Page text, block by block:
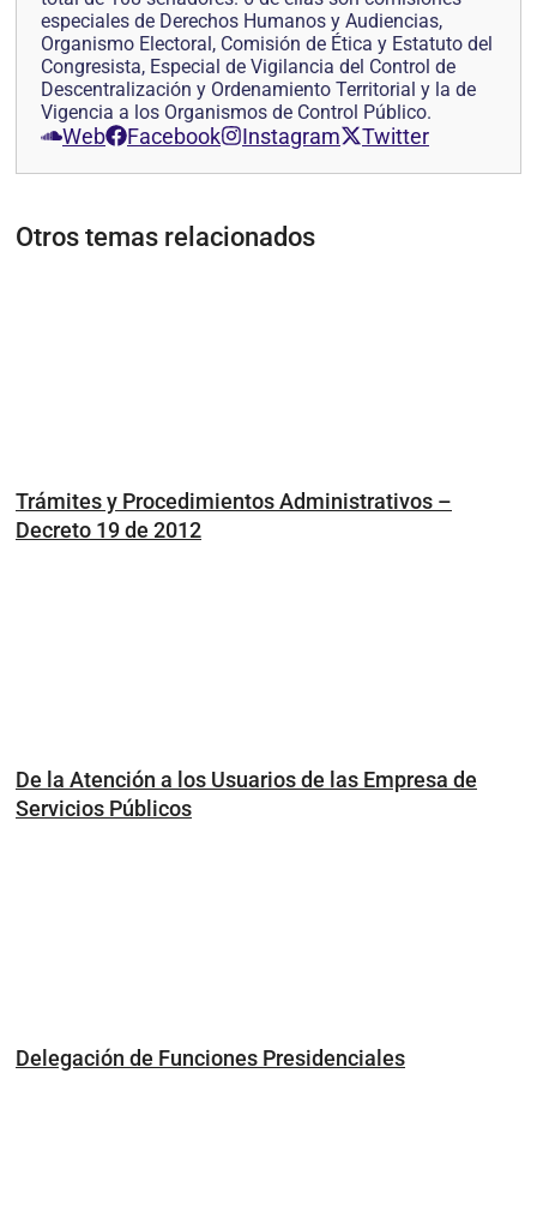
especiales de Derechos Humanos y Audiencias,
Organismo Electoral, Comisión de Ética y Estatuto del
Congresista, Especial de Vigilancia del Control de
Descentralización y Ordenamiento Territorial y la de
Vigencia a los Organismos de Control Público.
Web Facebook Instagram Twitter
Otros temas relacionados
Trámites y Procedimientos Administrativos –
Decreto 19 de 2012
De la Atención a los Usuarios de las Empresa de
Servicios Públicos
Delegación de Funciones Presidenciales